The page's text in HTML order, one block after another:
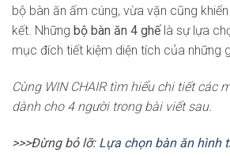
bộ bàn ăn ấm cúng, vừa vặn cũng
kết. Những bộ bàn ăn 4 ghếlà sự lựa
mục đích tiết kiệm diện tích của những
Cùng WIN CHAIR tìm hiểu chi tiết các
dành cho 4 người trong bài viết sau.
>>>Đừng bỏ lỡ: Lựa chọn bàn ăn hình